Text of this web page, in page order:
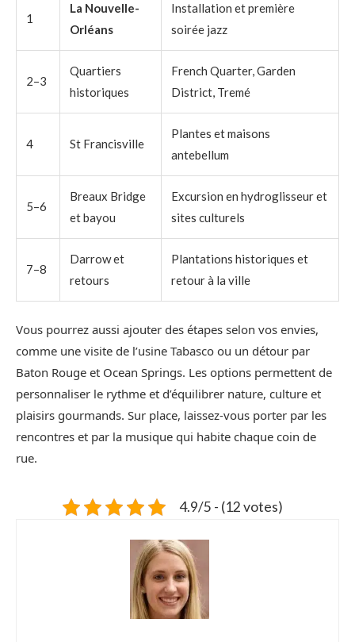
1
La Nouvelle-
Orléans
Installation et première
soirée jazz
2–3
Quartiers
historiques
French Quarter, Garden
District, Tremé
4 St Francisville
Plantes et maisons
antebellum
5–6
Breaux Bridge
et bayou
Excursion en hydroglisseur et
sites culturels
7–8
Darrow et
retours
Plantations historiques et
retour à la ville
Vous pourrez aussi ajouter des étapes selon vos envies,
comme une visite de l’usine Tabasco ou un détour par
Baton Rouge et Ocean Springs. Les options permettent de
personnaliser le rythme et d’équilibrer nature, culture et
plaisirs gourmands. Sur place, laissez-vous porter par les
rencontres et par la musique qui habite chaque coin de
rue.
4.9/5 - (12 votes)